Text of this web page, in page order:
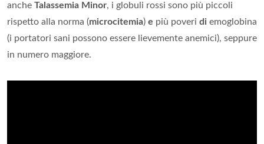
anche Talassemia Minor, i globuli rossi sono più piccoli
rispetto alla norma (microcitemia) e più poveri di emoglobina
(i portatori sani possono essere lievemente anemici), seppure
in numero maggiore.